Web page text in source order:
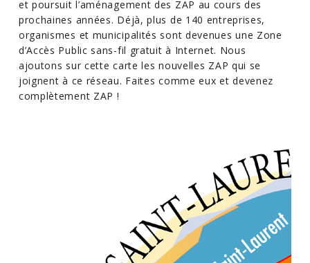
et poursuit l’aménagement des ZAP au cours des
prochaines années. Déjà, plus de 140 entreprises,
organismes et municipalités sont devenues une Zone
d’Accès Public sans-fil gratuit à Internet. Nous
ajoutons sur cette carte les nouvelles ZAP qui se
joignent à ce réseau. Faites comme eux et devenez
complètement ZAP !